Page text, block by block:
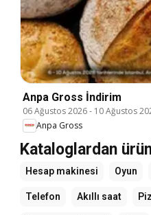
Anpa Gross İndirim
06 Ağustos 2026- 10 Ağustos
Anpa Gross
Kataloglardan
Hesap makinesi Oyun
Telefon Akıllı saat